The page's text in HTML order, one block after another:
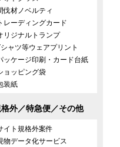
伐材ノベルティ
レーディングカード
リジナルトランプ
ャツ等ウェアプリント
ッケージ印刷・カード台紙
ョッピング袋
装紙
外／特急便／その他
イト規格外案件
物データ化サービス